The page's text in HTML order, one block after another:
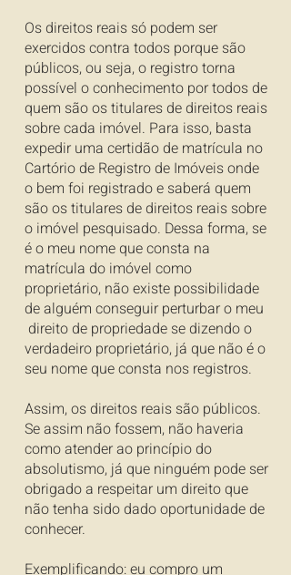
Os direitos reais só podem ser
exercidos contra todos porque são
públicos, ou seja, o registro torna
possível o conhecimento por todos de
quem são os titulares de direitos reais
sobre cada imóvel. Para isso, basta
expedir uma certidão de matrícula no
Cartório de Registro de Imóveis onde
o bem foi registrado e saberá quem
são os titulares de direitos reais sobre
o imóvel pesquisado. Dessa forma, se
é o meu nome que consta na
matrícula do imóvel como
proprietário, não existe possibilidade
de alguém conseguir perturbar o meu
direito de propriedade se dizendo o
verdadeiro proprietário, já que não é o
seu nome que consta nos registros.
Assim, os direitos reais são públicos.
Se assim não fossem, não haveria
como atender ao princípio do
absolutismo, já que ninguém pode ser
obrigado a respeitar um direito que
não tenha sido dado oportunidade de
conhecer.
Exemplificando: eu compro um